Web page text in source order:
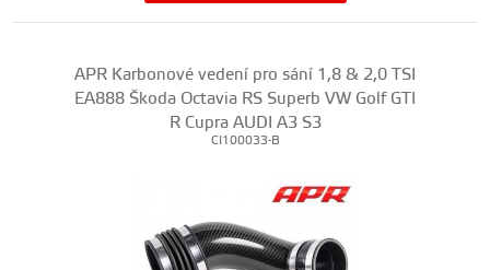
APR Karbonové vedení pro sání 1,8 & 2,0 TSI
EA888 Škoda Octavia RS Superb VW Golf GTI
R Cupra AUDI A3 S3
CI100033-B